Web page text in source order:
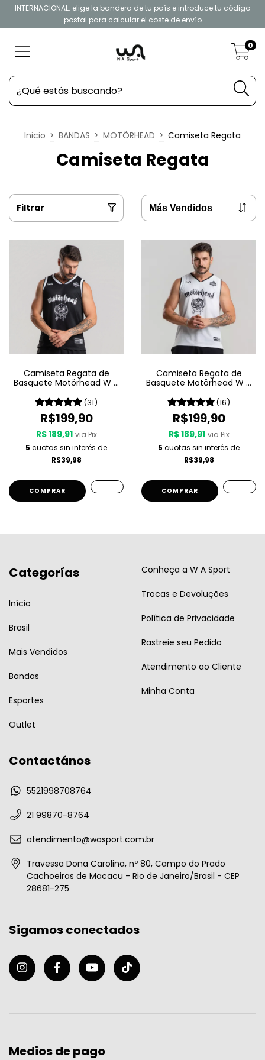
INTERNACIONAL: elige la bandera de tu país e introduce tu código
postal para calcular el coste de envío
0
Inicio > BANDAS > MOTÖRHEAD > Camiseta Regata
Camiseta Regata
Filtrar
Camiseta Regata de
Basquete Motörhead W A
(31)
R$199,90
R$ 189,91 via Pix
5 cuotas sin interés de
R$39,98
COMPRAR
Camiseta Regata de
Basquete Motörhead W A
(16)
R$199,90
R$ 189,91 via Pix
5 cuotas sin interés de
R$39,98
COMPRAR
Categorías
Início
Brasil
Mais Vendidos
Bandas
Esportes
Outlet
Conheça a W A Sport
Trocas e Devoluções
Política de Privacidade
Rastreie seu Pedido
Atendimento ao Cliente
Minha Conta
Contactános
5521998708764
21 99870-8764
atendimento@wasport.com.br
Travessa Dona Carolina, nº 80, Campo do Prado
Cachoeiras de Macacu - Rio de Janeiro/Brasil - CEP
28681-275
Sigamos conectados
Medios de pago